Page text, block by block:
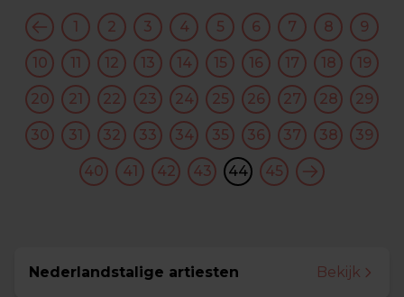
1 2 3 4 5 6 7 8 9
10 11 12 13 14 15 16 17 18 19
20 21 22 23 24 25 26 27 28 29
30 31 32 33 34 35 36 37 38 39
40 41 42 43 44 45
Nederlandstalige artiesten Bekijk